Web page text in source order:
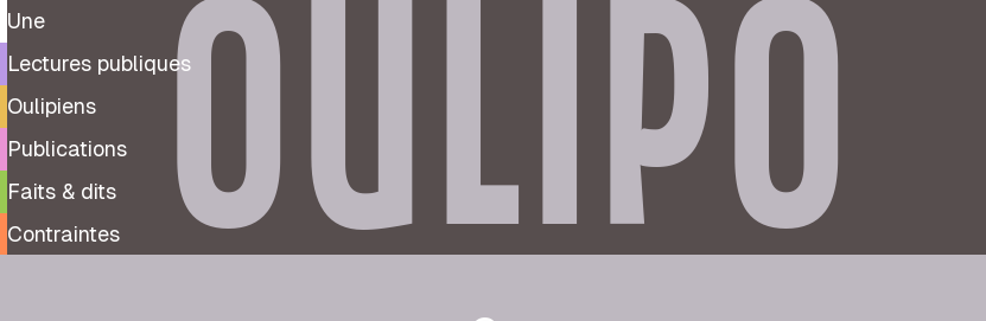
Une
Lectures publiques
Oulipiens
Publications
Faits & dits
Contraintes
OULIPO